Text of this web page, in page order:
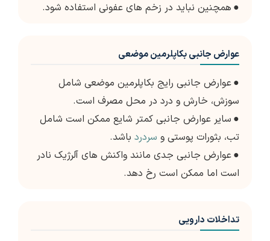
● همچنین نباید در زخم های عفونی استفاده شود.
عوارض جانبی بکاپلرمین موضعی
●عوارض جانبی رایج بکاپلرمین موضعی شامل
سوزش، خارش و درد در محل مصرف است.
● سایر عوارض جانبی کمتر شایع ممکن است شامل
تب، بثورات پوستی و سردرد باشد.
●عوارض جانبی جدی مانند واکنش های آلرژیک نادر
است اما ممکن است رخ دهد.
تداخلات دارویی